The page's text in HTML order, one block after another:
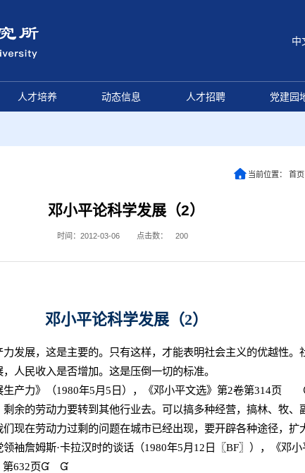
中
人才培养 动态信息 人才招聘 党建园
当前位置： 首页
邓小平论科学发展（2）
时间：2012-03-06 点击数： 200
邓小平论科学发展（2）
展，这是主要的。只有这样，才能表明社会主义的优越性。
人民收入是否增加。这是压倒一切的标准。
生产力》（1980年5月5 日），《邓小平文选》第2卷第314页
的劳动力要转到其他行业去。可以搞多种经营，搞林、牧、
现在劳动力过剩的问题在城市已经出现，要开辟各种途径，扩
领袖詹姆斯·卡拉汉时的谈话（1980年5月 12 日〖BF〗），《邓
第632页
